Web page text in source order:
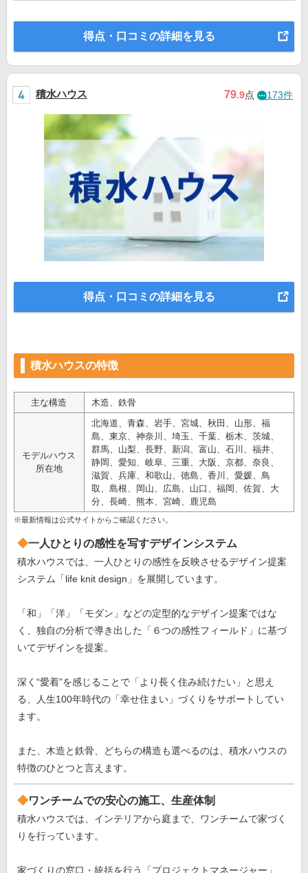
得点・口コミの詳細を見る
積水ハウス 79.9点 173件
得点・口コミの詳細を見る
積水ハウスの特徴
主な構造 木造、鉄骨
モデルハウス
所在地
北海道、青森、岩手、宮城、秋田、山形、福
島、東京、神奈川、埼玉、千葉、栃木、茨城、
群馬、山梨、長野、新潟、富山、石川、福井、
静岡、愛知、岐阜、三重、大阪、京都、奈良、
滋賀、兵庫、和歌山、徳島、香川、愛媛、鳥
取、島根、岡山、広島、山口、福岡、佐賀、大
分、長崎、熊本、宮崎、鹿児島
※最新情報は公式サイトからご確認ください。
一人ひとりの感性を写すデザインシステム
積水ハウスでは、一人ひとりの感性を反映させるデザイン提案
システム「life knit design」を展開しています。
「和」「洋」「モダン」などの定型的なデザイン提案ではな
く、独自の分析で導き出した「６つの感性フィールド」に基づ
いてデザインを提案。
深く“愛着”を感じることで「より長く住み続けたい」と思え
る、人生100年時代の「幸せ住まい」づくりをサポートしてい
ます。
また、木造と鉄骨、どちらの構造も選べるのは、積水ハウスの
特徴のひとつと言えます。
ワンチームでの安心の施工、生産体制
積水ハウスでは、インテリアから庭まで、ワンチームで家づく
りを行っています。
家づくりの窓口・統括を行う「プロジェクトマネージャー」、